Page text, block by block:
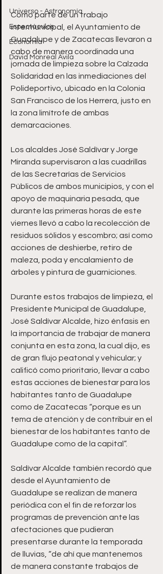
Universo - Astronomía
Espectáculos
Economía
David Monreal Ávila
Como parte de un trabajo
intermunicipal, el Ayuntamiento de
Guadalupe y de Zacatecas llevaron a
cabo de manera coordinada una
jornada de limpieza sobre la Calzada
Solidaridad en las inmediaciones del
Polideportivo, ubicado en la Colonia
San Francisco de los Herrera, justo en
la zona limítrofe de ambas
demarcaciones.
Los alcaldes José Saldívar y Jorge
Miranda supervisaron a las cuadrillas
de las Secretarías de Servicios
Públicos de ambos municipios, y con el
apoyo de maquinaria pesada, que
durante las primeras horas de este
viernes llevó a cabo la recolección de
residuos sólidos y escombro; así como
acciones de deshierbe, retiro de
maleza, poda y encalamiento de
árboles y pintura de guarniciones.
Durante estos trabajos de limpieza, el
Presidente Municipal de Guadalupe,
José Saldívar Alcalde, hizo énfasis en
la importancia de trabajar de manera
conjunta en esta zona, la cual dijo, es
de gran flujo peatonal y vehicular; y
calificó como prioritario, llevar a cabo
estas acciones de bienestar para los
habitantes tanto de Guadalupe
como de Zacatecas “porque es un
tema de atención y de contribuir en el
bienestar de los habitantes tanto de
Guadalupe como de la capital”.
Saldívar Alcalde también recordó que
desde el Ayuntamiento de
Guadalupe se realizan de manera
periódica con el fin de reforzar los
programas de prevención ante las
afectaciones que pudieran
presentarse durante la temporada
de lluvias, “de ahí que mantenemos
de manera constante trabajos de